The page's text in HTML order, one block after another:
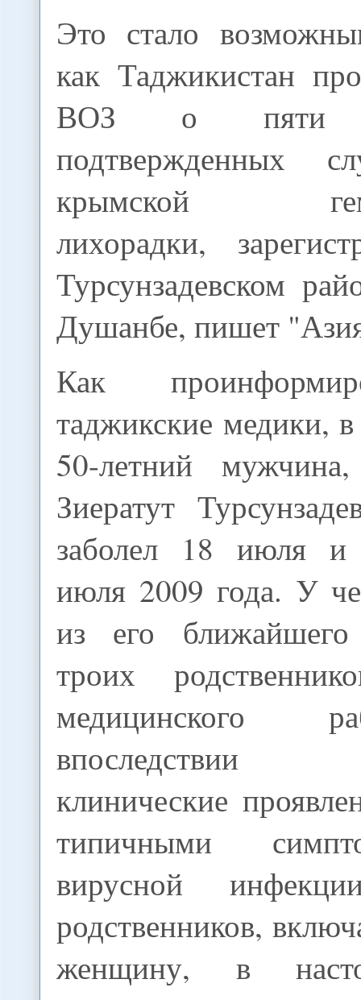
Это стало
как Таджикистан
ВОЗ о пяти
подтвержденных
крымской
лихорадки,
Турсунзадевском
Душанбе, пишет
Как
таджикские медики,
50-летний
Зиератут
заболел 18 июля и
июля 2009 года. У
из его
троих
медицинского
впоследствии
клинические
типичными
вирусной
родственников,
женщину, в